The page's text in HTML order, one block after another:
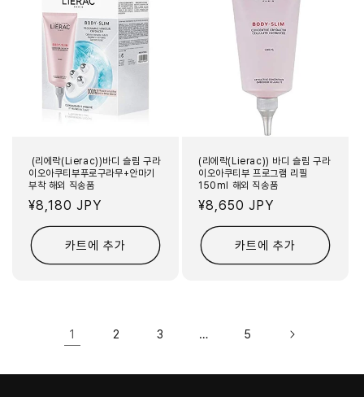
(리에락(Lierac))바디 슬림 구라
이오아쿠티부푸로구라무+안마기
부착 해외 직송품
정
가
¥8,180 JPY
카트에 추가
(리에락(Lierac)) 바디 슬림 구라
이오아쿠티부 프로그램 리필
150ml 해외 직송품
정
가
¥8,650 JPY
카트에 추가
1 2 3 … 5